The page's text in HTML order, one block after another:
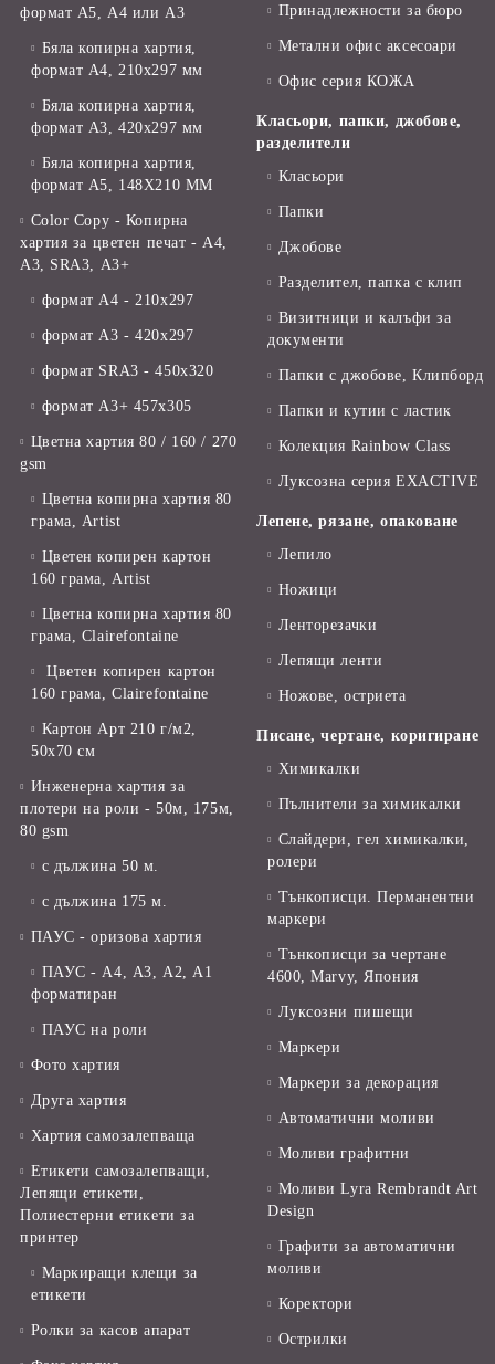
формат А5, А4 или А3
Бяла копирна хартия,
формат А4, 210x297 мм
Бяла копирна хартия,
формат А3, 420x297 мм
Бяла копирна хартия,
формат А5, 148X210 ММ
Color Copy - Копирна
хартия за цветен печат - А4,
А3, SRA3, А3+
формат А4 - 210x297
формат А3 - 420x297
формат SRA3 - 450x320
формат А3+ 457x305
Цветна хартия 80 / 160 / 270
gsm
Цветна копирна хартия 80
грама, Artist
Цветен копирен картон
160 грама, Artist
Цветна копирна хартия 80
грама, Clairefontaine
Цветен копирен картон
160 грама, Clairefontaine
Картон Арт 210 г/м2,
50х70 см
Инженерна хартия за
плотери на роли - 50м, 175м,
80 gsm
с дължина 50 м.
с дължина 175 м.
ПАУС - оризова хартия
ПАУС - А4, А3, А2, А1
форматиран
ПАУС на роли
Фото хартия
Друга хартия
Хартия самозалепваща
Етикети самозалепващи,
Лепящи етикети,
Полиестерни етикети за
принтер
Маркиращи клещи за
етикети
Ролки за касов апарат
Принадлежности за бюро
Метални офис аксесоари
Офис серия КОЖА
Класьори, папки, джобове,
разделители
Класьори
Папки
Джобове
Разделител, папка с клип
Визитници и калъфи за
документи
Папки с джобове, Клипборд
Папки и кутии с ластик
Колекция Rainbow Class
Луксозна серия EXACTIVE
Лепене, рязане, опаковане
Лепило
Ножици
Ленторезачки
Лепящи ленти
Ножове, остриета
Писане, чертане, коригиране
Химикалки
Пълнители за химикалки
Слайдери, гел химикалки,
ролери
Тънкописци. Перманентни
маркери
Тънкописци за чертане
4600, Marvy, Япония
Луксозни пишещи
Маркери
Маркери за декорация
Автоматични моливи
Моливи графитни
Моливи Lyra Rembrandt Art
Design
Графити за автоматични
моливи
Коректори
Острилки